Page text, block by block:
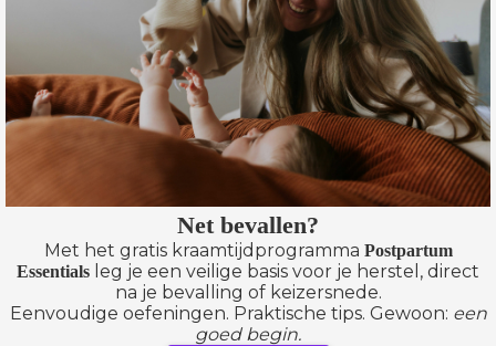
Net bevallen?
Met het gratis kraamtijdprogramma Postpartum
Essentials leg je een veilige basis voor je herstel, direct
na je bevalling of keizersnede.
Eenvoudige oefeningen. Praktische tips. Gewoon: een
goed begin.